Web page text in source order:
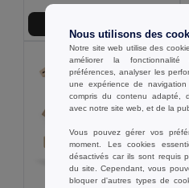
Nous utilisons des
Notre site web utilise des
améliorer la fonctionnalité
préférences, analyser les
une expérience de
compris du contenu adapté,
avec notre site web, et de la
Vous pouvez gérer vos
moment. Les cookies
désactivés car ils sont requis
du site. Cependant, vous
bloquer d'autres types de